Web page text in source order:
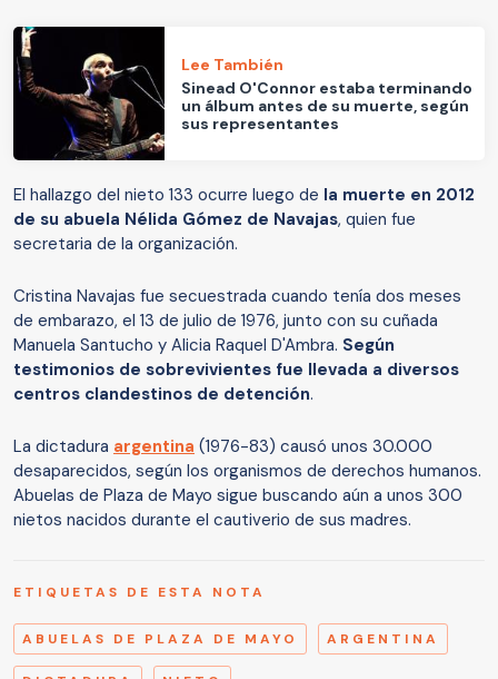
Lee También
Sinead O'Connor estaba terminando
un álbum antes de su muerte, según
sus representantes
El hallazgo del nieto 133 ocurre luego de la muerte en 2012
de su abuela Nélida Gómez de Navajas, quien fue
secretaria de la organización.
Cristina Navajas fue secuestrada cuando tenía dos meses
de embarazo, el 13 de julio de 1976, junto con su cuñada
Manuela Santucho y Alicia Raquel D'Ambra. Según
testimonios de sobrevivientes fue llevada a diversos
centros clandestinos de detención.
La dictadura argentina (1976-83) causó unos 30.000
desaparecidos, según los organismos de derechos humanos.
Abuelas de Plaza de Mayo sigue buscando aún a unos 300
nietos nacidos durante el cautiverio de sus madres.
ETIQUETAS DE ESTA NOTA
ABUELAS DE PLAZA DE MAYO ARGENTINA